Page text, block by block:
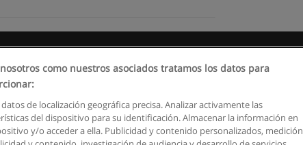
de datos Contactar con Educaedu
- CIF : B-95610580: -
como nuestros asociados tratamos los datos para
de localización geográfica precisa. Analizar activamente las
del dispositivo para su identificación. Almacenar la información en
y/o acceder a ella. Publicidad y contenido personalizados, medición